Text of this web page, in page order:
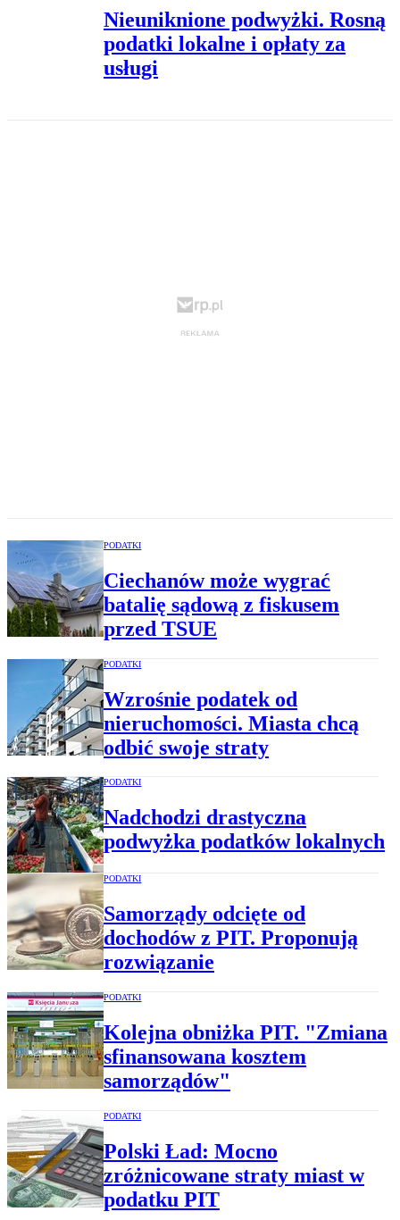
Nieuniknione podwyżki. Rosną
podatki lokalne i opłaty za
usługi
PODATKI
Ciechanów może wygrać
batalię sądową z fiskusem
przed TSUE
PODATKI
Wzrośnie podatek od
nieruchomości. Miasta chcą
odbić swoje straty
PODATKI
Nadchodzi drastyczna
podwyżka podatków lokalnych
PODATKI
Samorządy odcięte od
dochodów z PIT. Proponują
rozwiązanie
PODATKI
Kolejna obniżka PIT. "Zmiana
sfinansowana kosztem
samorządów"
PODATKI
Polski Ład: Mocno
zróżnicowane straty miast w
podatku PIT